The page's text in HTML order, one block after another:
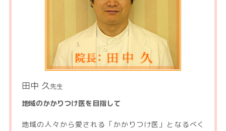
田中 久先生
地域のかかりつけ医を目指して
地域の人々から愛される「かかりつけ医」となるべく